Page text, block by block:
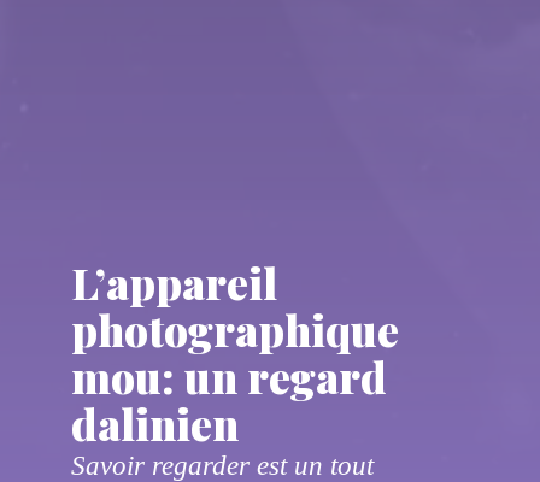
L’appareil
photographique
mou: un regard
dalinien
Savoir regarder est un tout